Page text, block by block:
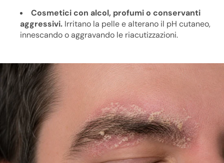
Cosmetici con alcol, profumi o conservanti
aggressivi. Irritano la pelle e alterano il pH cutaneo,
innescando o aggravando le riacutizzazioni.